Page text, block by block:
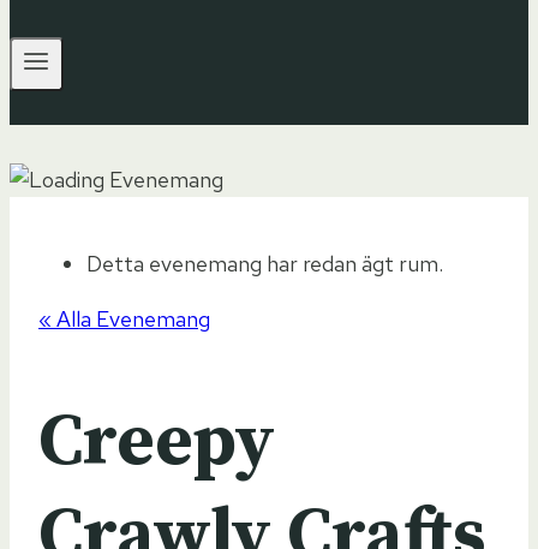
Detta evenemang har redan ägt rum.
« Alla Evenemang
Creepy